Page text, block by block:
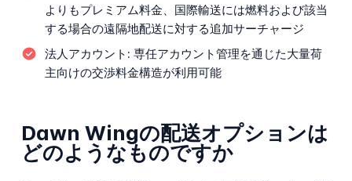
よりもプレミアム料金、国際輸送には燃料および該当
する場合の遠隔地配送に対する追加サーチャージ
法人アカウント: 専任アカウント管理を通じた大量荷
主向けの交渉料金構造が利用可能
Dawn Wingの配送オプションは
どのようなものですか